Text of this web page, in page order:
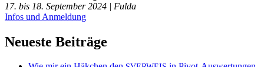
17. bis 18. September 2024 | Fulda
Infos und Anmeldung
Neueste Beiträge